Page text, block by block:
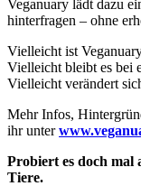
Veganuary lädt dazu
hinterfragen – ohne
Vielleicht ist
Vielleicht bleibt es bei
Vielleicht verändert
Mehr Infos,
ihr unter
Probiert es doch
Tiere.